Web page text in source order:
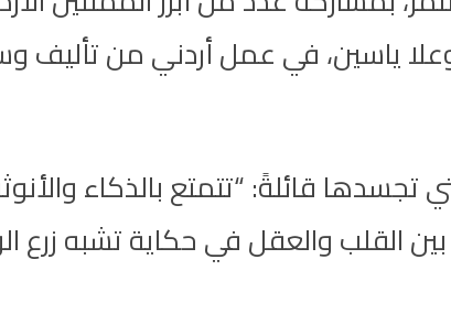
ياسين، في عمل أردني من تأليف
قائلةً: “تتمتع بالذكاء
والعقل في حكاية تشبه زرع